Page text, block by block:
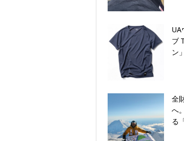
UA
ブ
ン
全
へ
る